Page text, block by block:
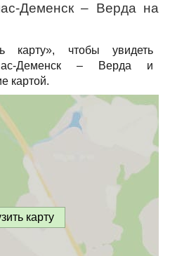
Деменск – Верда на
карту», чтобы увидеть
Деменск – Верда и
картой.
карту